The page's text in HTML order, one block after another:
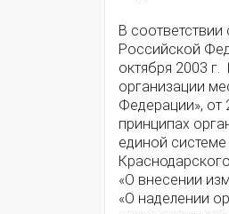
В соответствии
Российской
октября 2003
организации
Федерации»,
принципах
единой
«О внесении
«О наделении